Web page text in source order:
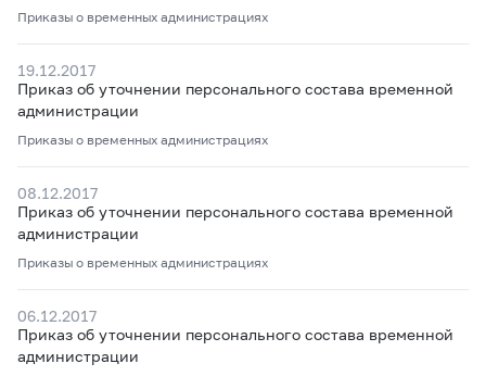
Приказы о временных администрациях
19.12.2017
Приказ об уточнении персонального состава временной
администрации
Приказы о временных администрациях
08.12.2017
Приказ об уточнении персонального состава временной
администрации
Приказы о временных администрациях
06.12.2017
Приказ об уточнении персонального состава временной
администрации